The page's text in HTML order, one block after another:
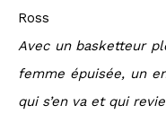
Ross
Avec un basketteur
femme épuisée, un
qui s’en va et qui